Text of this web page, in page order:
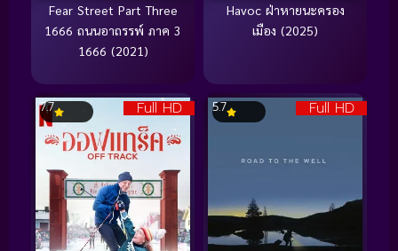
Fear Street Part Three
1666 ถนนอาถรรพ์ ภาค 3
1666 (2021)
Havoc ฝ่าหายนะครอง
เมือง (2025)
Full HD
7.7 Full HD
5.7